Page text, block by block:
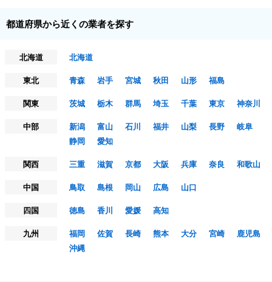
都道府県から近くの業者を探す
北海道
北海道
東北
青森 岩手 宮城 秋田 山形
福島
関東
茨城 栃木 群馬 埼玉 千葉 東京
神奈川
中部
新潟 富山 石川 福井 山梨 長野
岐阜
静岡
愛知
関西
三重 滋賀 京都 大阪 兵庫 奈良
和歌山
中国
鳥取 島根 岡山 広島
山口
四国
徳島 香川 愛媛
高知
九州
福岡 佐賀 長崎 熊本 大分 宮崎
鹿児島
沖縄